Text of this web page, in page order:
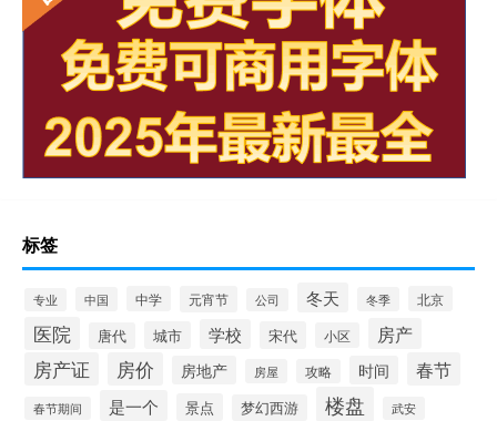
标签
专业 中国 中学 元宵节 公司 冬天 冬季 北京
医院 唐代 城市 学校 宋代 小区 房产
房产证 房价 房地产 房屋 攻略 时间 春节
春节期间 是一个 景点 梦幻西游 楼盘 武安